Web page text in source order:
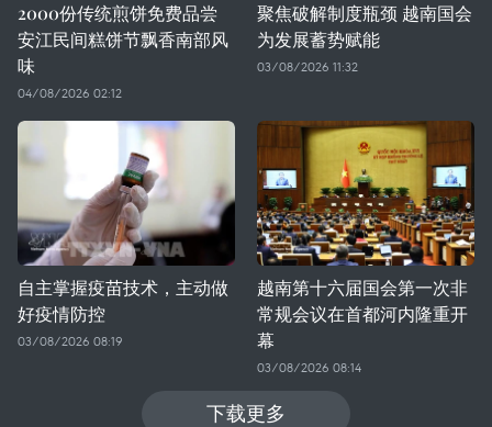
2000份传统煎饼免费品尝
安江民间糕饼节飘香南部风
味
04/08/2026 02:12
聚焦破解制度瓶颈 越南国会
为发展蓄势赋能
03/08/2026 11:32
自主掌握疫苗技术，主动做
好疫情防控
03/08/2026 08:19
越南第十六届国会第一次非
常规会议在首都河内隆重开
幕
03/08/2026 08:14
下载更多